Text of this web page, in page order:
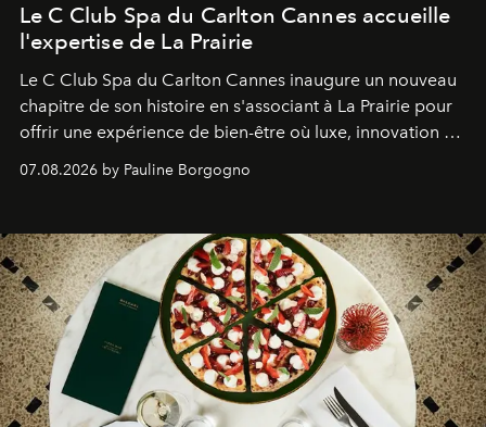
Le C Club Spa du Carlton Cannes accueille
l'expertise de La Prairie
Le C Club Spa du Carlton Cannes inaugure un nouveau
chapitre de son histoire en s'associant à La Prairie pour
offrir une expérience de bien-être où luxe, innovation et
expertise se rencontrent.
07.08.2026 by Pauline Borgogno